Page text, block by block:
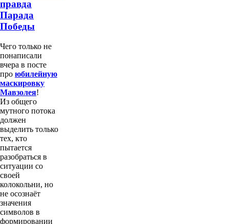
правда
Парада
Победы
Чего только не
понаписали
вчера в посте
про юбилейную
маскировку
Мавзолея!
Из общего
мутного потока
должен
выделить только
тех, кто
пытается
разобраться в
ситуации со
своей
колокольни, но
не осознаёт
значения
символов в
формировании